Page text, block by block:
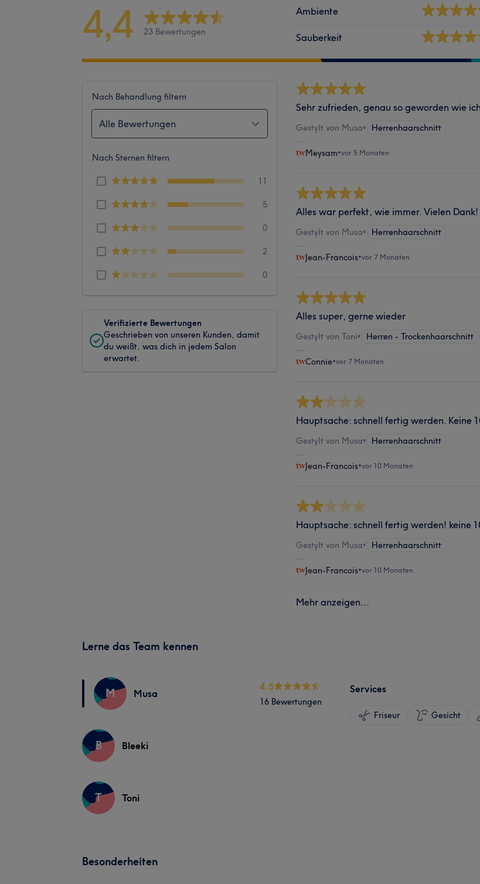
4,4 23 Bewertungen
Ambiente
Sauberkeit
Nach Behandlung filtern
Alle Bewertungen
Nach Sternen filtern
11
5
0
2
0
Verifizierte Bewertungen
Geschrieben von unseren Kunden, damit
du weißt, was dich in jedem Salon
erwartet.
Sehr zufrieden, genau so geworden wie
Gestylt von Musa• Herrenhaarschnitt
Meysam•vor 5 Monaten
Alles war perfekt, wie immer. Vielen Dank!
Gestylt von Musa• Herrenhaarschnitt
Jean-Francois•vor 7 Monaten
Alles super, gerne wieder
Gestylt von Toni• Herren - Trockenhaarschnitt
Connie•vor 7 Monaten
Hauptsache: schnell fertig werden. Keine
Gestylt von Musa• Herrenhaarschnitt
Jean-Francois•vor 10 Monaten
Hauptsache: schnell fertig werden! keine
Gestylt von Musa• Herrenhaarschnitt
Jean-Francois•vor 10 Monaten
Mehr anzeigen...
Lerne das Team kennen
M Musa
4.5
16 Bewertungen
B Bleeki
T Toni
Services
Friseur Gesicht
Besonderheiten